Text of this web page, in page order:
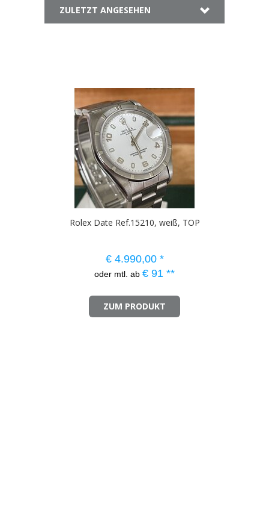
ZULETZT ANGESEHEN
Rolex Date Ref.15210, weiß, TOP
€4.990,00 *
oder mtl. ab € 91 **
ZUM PRODUKT